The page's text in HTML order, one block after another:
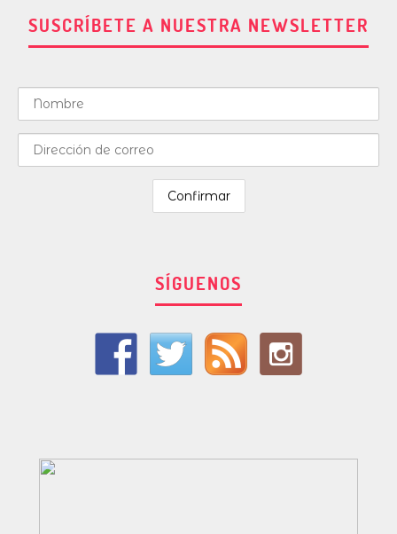
SUSCRÍBETE A NUESTRA NEWSLETTER
SÍGUENOS